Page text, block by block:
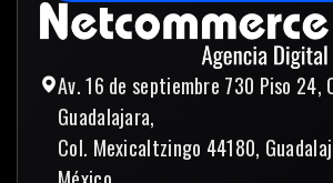
Av. 16 de septiembre 730 Piso 24,
Guadalajara,
Col. Mexicaltzingo 44180,